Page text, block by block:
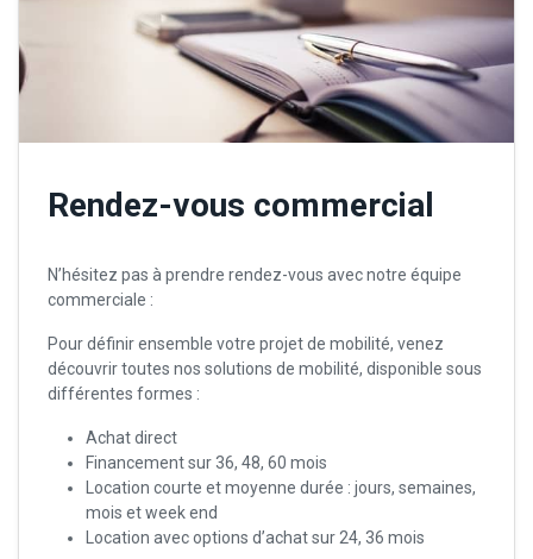
Rendez-vous commercial
N’hésitez pas à prendre rendez-vous avec notre équipe
commerciale :
Pour définir ensemble votre projet de mobilité, venez
découvrir toutes nos solutions de mobilité, disponible sous
différentes formes :
Achat direct
Financement sur 36, 48, 60 mois
Location courte et moyenne durée : jours, semaines,
mois et week end
Location avec options d’achat sur 24, 36 mois